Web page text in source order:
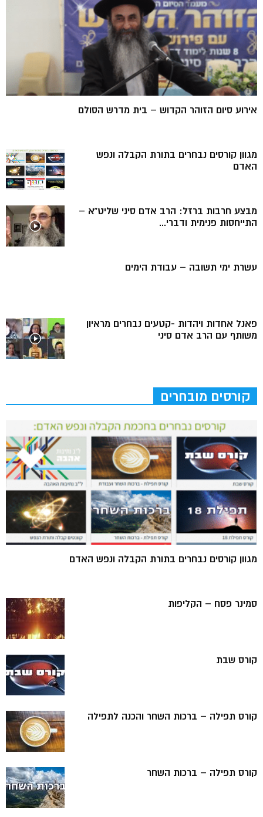
אירוע סיום הזוהר הקדוש – בית מדרש הסולם
מגוון קורסים נבחרים בתורת הקבלה ונפש
האדם
מבצע חרבות ברזל: הרב אדם סיני שליט”א –
התייחסות פנימית ודברי...
עשרת ימי תשובה – עבודת הימים
פאנל אחדות ויהדות -קטעים נבחרים מראיון
משותף עם הרב אדם סיני
קורסים מובחרים
מגוון קורסים נבחרים בתורת הקבלה ונפש האדם
סמינר פסח – הקליפות
קורס שבת
קורס תפילה – ברכות השחר והכנה לתפילה
קורס תפילה – ברכות השחר